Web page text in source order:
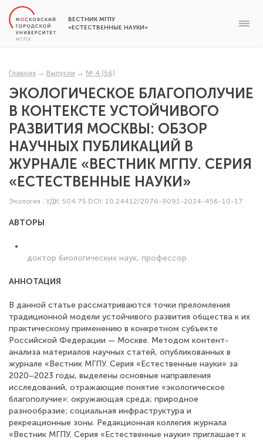
ВЕСТНИК МГПУ
«ЕСТЕСТВЕННЫЕ НАУКИ»
Главная → Выпуски → № 4 (56)
ЭКОЛОГИЧЕСКОЕ БЛАГОПОЛУЧИЕ
В КОНТЕКСТЕ УСТОЙЧИВОГО
РАЗВИТИЯ МОСКВЫ: ОБЗОР
НАУЧНЫХ ПУБЛИКАЦИЙ В
ЖУРНАЛЕ «ВЕСТНИК МГПУ. СЕРИЯ
«ЕСТЕСТВЕННЫЕ НАУКИ»
Экология , УДК: 504.75 DOI: 10.24412/2076-9091-2024-456-10-17
АВТОРЫ
доктор биологических наук, профессор
АННОТАЦИЯ
В данной статье рассматриваются точки преломления
традиционной модели устойчивого развития общества к их
практическому применению в конкретном субъекте
Российской Федерации — Москве. Методом контент-
анализа материалов научных статей, опубликованных в
журнале «Вестник МГПУ. Серия «Естественные науки» за
2020–2023 годы, выделены основные направления
исследований, отражающие понятие «экологическое
благополучие»: окружающая среда; природное
разнообразие; социальная инфраструктура и
рекреационные зоны. Редакционная коллегия журнала
«Вестник МГПУ. Серия «Естественные науки» приглашает к